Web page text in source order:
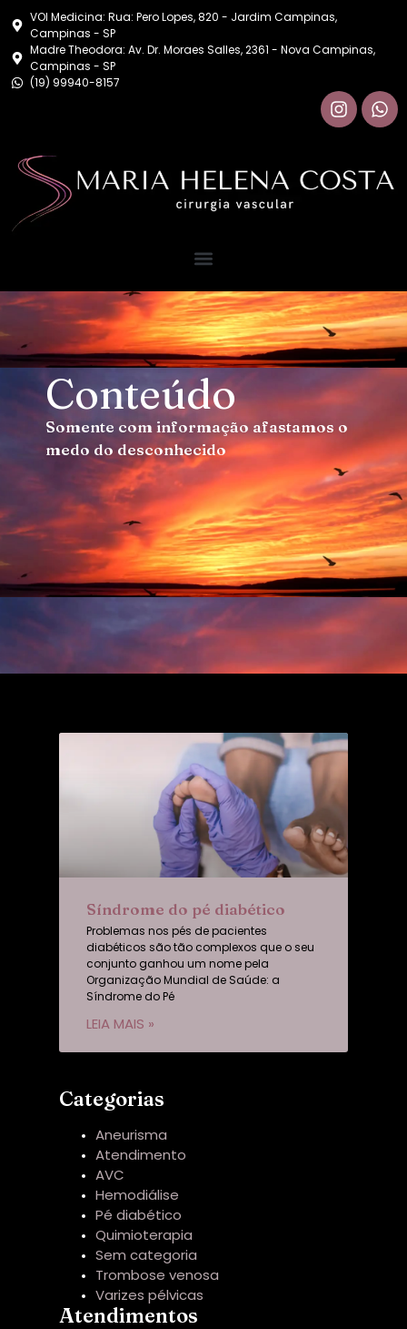
VOI Medicina: Rua: Pero Lopes, 820 - Jardim Campinas,
Campinas - SP
Madre Theodora: Av. Dr. Moraes Salles, 2361 - Nova Campinas,
Campinas - SP
(19) 99940-8157
Conteúdo
Somente com informação afastamos o
medo do desconhecido
Síndrome do pé diabético
Problemas nos pés de pacientes
diabéticos são tão complexos que o seu
conjunto ganhou um nome pela
Organização Mundial de Saúde: a
Síndrome do Pé
LEIA MAIS »
Categorias
Aneurisma
Atendimento
AVC
Hemodiálise
Pé diabético
Quimioterapia
Sem categoria
Trombose venosa
Varizes pélvicas
Atendimentos